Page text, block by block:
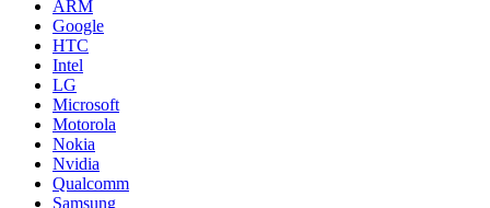
ARM
Google
HTC
Intel
LG
Microsoft
Motorola
Nokia
Nvidia
Qualcomm
Samsung